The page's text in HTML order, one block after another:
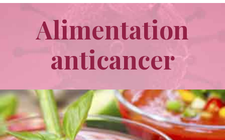
Alimentation
anticancer